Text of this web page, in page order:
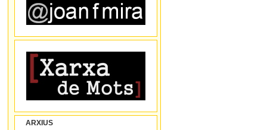
ARXIUS